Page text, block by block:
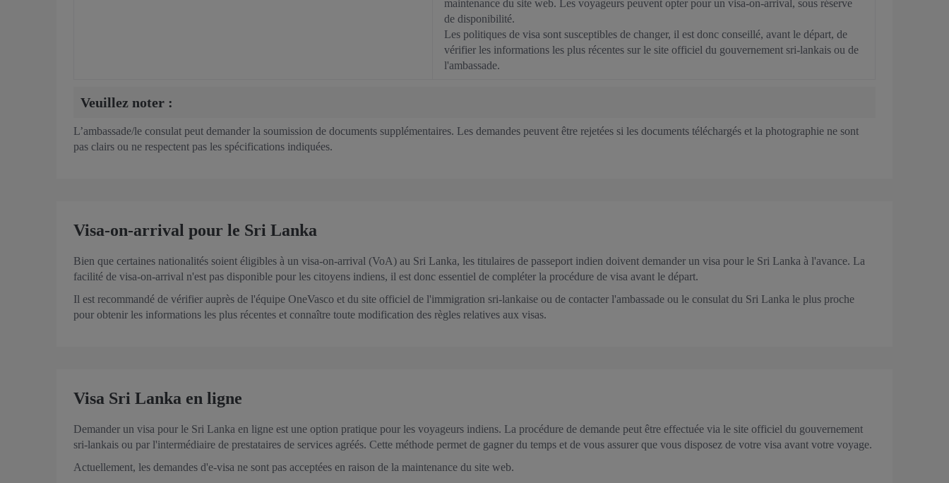
maintenance du site web. Les voyageurs peuvent opter pour un visa-on-arrival, sous réserve
de disponibilité.
Les politiques de visa sont susceptibles de changer, il est donc conseillé, avant le départ, de
vérifier les informations les plus récentes sur le site officiel du gouvernement sri-lankais ou de
l'ambassade.
Veuillez noter :
L’ambassade/le consulat peut demander la soumission de documents supplémentaires. Les demandes peuvent être rejetées si les documents téléchargés et la photographie ne sont
pas clairs ou ne respectent pas les spécifications indiquées.
Visa-on-arrival pour le Sri Lanka
Bien que certaines nationalités soient éligibles à un visa-on-arrival (VoA) au Sri Lanka, les titulaires de passeport indien doivent demander un visa pour le Sri Lanka à l'avance. La
facilité de visa-on-arrival n'est pas disponible pour les citoyens indiens, il est donc essentiel de compléter la procédure de visa avant le départ.
Il est recommandé de vérifier auprès de l'équipe OneVasco et du site officiel de l'immigration sri-lankaise ou de contacter l'ambassade ou le consulat du Sri Lanka le plus proche
pour obtenir les informations les plus récentes et connaître toute modification des règles relatives aux visas.
Visa Sri Lanka en ligne
Demander un visa pour le Sri Lanka en ligne est une option pratique pour les voyageurs indiens. La procédure de demande peut être effectuée via le site officiel du gouvernement
sri-lankais ou par l'intermédiaire de prestataires de services agréés. Cette méthode permet de gagner du temps et de vous assurer que vous disposez de votre visa avant votre voyage.
Actuellement, les demandes d'e-visa ne sont pas acceptées en raison de la maintenance du site web.